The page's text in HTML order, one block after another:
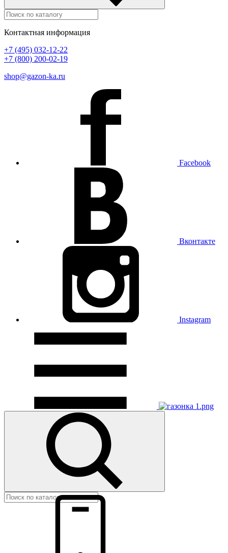
Контактная информация
+7 (495) 032-12-22
+7 (800) 200-02-19
shop@gazon-ka.ru
Facebook
Вконтакте
Instagram